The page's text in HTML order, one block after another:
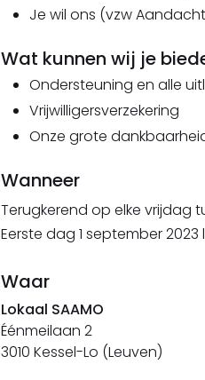
Je wil ons (vzw
Wat kunnen wij je
Ondersteuning en alle
Vrijwilligersverzekering
Onze grote
Wanneer
Terugkerend op elke vrijdag
Eerste dag 1 september
Waar
Lokaal SAAMO
Éénmeilaan 2
3010 Kessel-Lo (Leuven)